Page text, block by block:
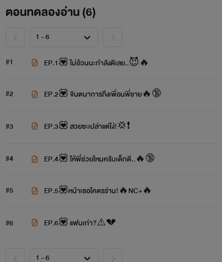
ตอนทดลองอ่าน (6)
#1 EP.1💟 ไม่อ้วนนะกำลังดีเลย..😈🔥
#2 EP.2💟 จินตนาการถึงเพื่อนพี่ชาย🔥🔞
#3 EP.3💟 สวยซะเปล่าแต่โง่!💢❗️
#4 EP.4💟 ให้พี่ช่วยไหมครับเด็กดี..🔥🔞
#5 EP.5💟หน้าเธอโคตรร่าน!🔥NC+🔥
#6 EP.6💟 แฟนเก่า?⚠️💔